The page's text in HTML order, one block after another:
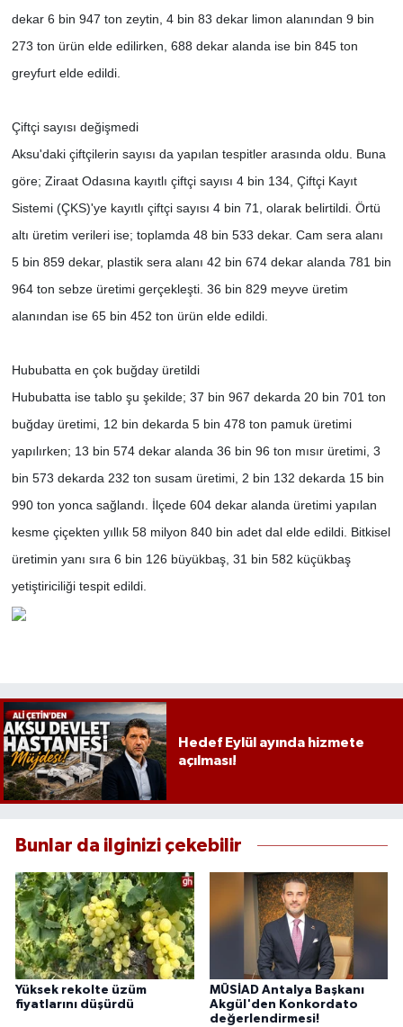
dekar 6 bin 947 ton zeytin, 4 bin 83 dekar limon alanından 9 bin
273 ton ürün elde edilirken, 688 dekar alanda ise bin 845 ton
greyfurt elde edildi.
Çiftçi sayısı değişmedi
Aksu'daki çiftçilerin sayısı da yapılan tespitler arasında oldu. Buna
göre; Ziraat Odasına kayıtlı çiftçi sayısı 4 bin 134, Çiftçi Kayıt
Sistemi (ÇKS)'ye kayıtlı çiftçi sayısı 4 bin 71, olarak belirtildi. Örtü
altı üretim verileri ise; toplamda 48 bin 533 dekar. Cam sera alanı
5 bin 859 dekar, plastik sera alanı 42 bin 674 dekar alanda 781 bin
964 ton sebze üretimi gerçekleşti. 36 bin 829 meyve üretim
alanından ise 65 bin 452 ton ürün elde edildi.
Hububatta en çok buğday üretildi
Hububatta ise tablo şu şekilde; 37 bin 967 dekarda 20 bin 701 ton
buğday üretimi, 12 bin dekarda 5 bin 478 ton pamuk üretimi
yapılırken; 13 bin 574 dekar alanda 36 bin 96 ton mısır üretimi, 3
bin 573 dekarda 232 ton susam üretimi, 2 bin 132 dekarda 15 bin
990 ton yonca sağlandı. İlçede 604 dekar alanda üretimi yapılan
kesme çiçekten yıllık 58 milyon 840 bin adet dal elde edildi. Bitkisel
üretimin yanı sıra 6 bin 126 büyükbaş, 31 bin 582 küçükbaş
yetiştiriciliği tespit edildi.
Hedef Eylül ayında hizmete
açılması!
Bunlar da ilginizi çekebilir
Yüksek rekolte üzüm
fiyatlarını düşürdü
MÜSİAD Antalya Başkanı
Akgül'den Konkordato
değerlendirmesi!